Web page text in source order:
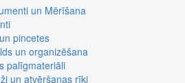
un Mērīšana
pincetes
un organizēšana
palīgmateriāli
un atvēršanas rīki